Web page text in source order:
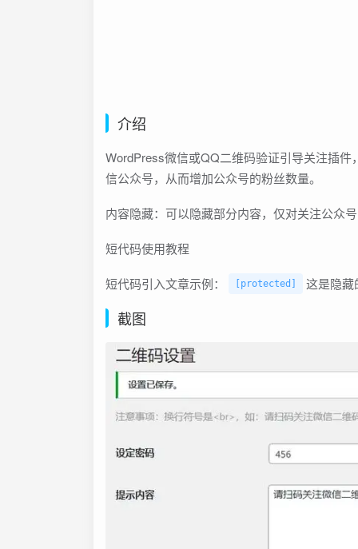
介绍
WordPress微信或QQ二维码验证引导关注插
信公众号，从而增加公众号的粉丝数量。
内容隐藏：可以隐藏部分内容，仅对关注公众
短代码使用教程
短代码引入文章示例： [protected] 这是隐
截图